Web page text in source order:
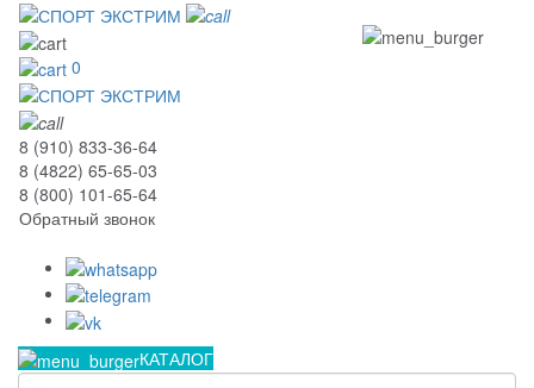
0
8 (910) 833-36-64
8 (4822) 65-65-03
8 (800) 101-65-64
Обратный звонок
КАТАЛОГ